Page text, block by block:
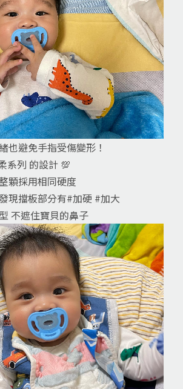
也避免手指受傷變形！
系列 的設計 💯
顆採用相同硬度
現擋板部分有#加硬 #加大
不遮住寶貝的鼻子